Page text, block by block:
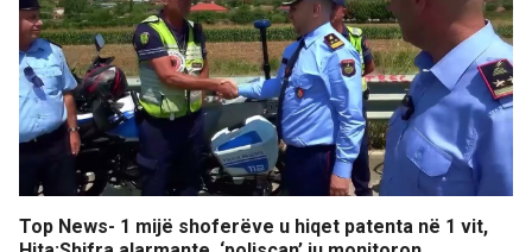
Top News- 1 mijë shoferëve u hiqet patenta në 1 vit,